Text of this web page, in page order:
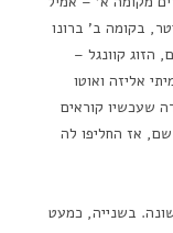
בקומה ב' ברונו
הזוג קוונגל –
אליזה ואוטו
שעכשיו קוראים
אז החליפו לה
בשנייה, כמעט